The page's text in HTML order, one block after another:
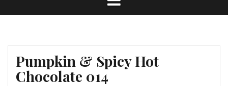
Pumpkin & Spicy Hot
Chocolate 014